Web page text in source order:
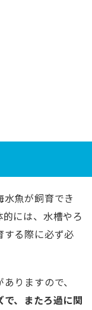
魚が飼育でき
には、水槽やろ
する際に必ず必
りますので、
、またろ過に関